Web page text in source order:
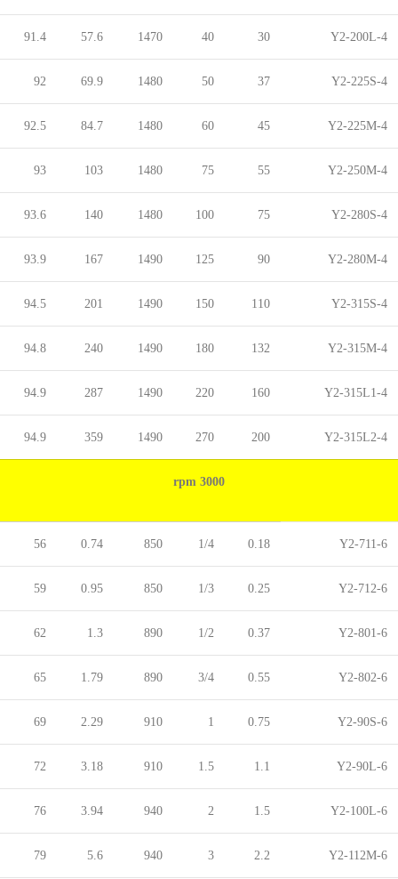
Y2-200L-4
30
40
1470
57.6
91.4
Y2-225S-4
37
50
1480
69.9
92
Y2-225M-4
45
60
1480
84.7
92.5
Y2-250M-4
55
75
1480
103
93
Y2-280S-4
75
100
1480
140
93.6
Y2-280M-4
90
125
1490
167
93.9
Y2-315S-4
110
150
1490
201
94.5
Y2-315M-4
132
180
1490
240
94.8
Y2-315L1-4
160
220
1490
287
94.9
Y2-315L2-4
200
270
1490
359
94.9
3000 rpm
Y2-711-6
0.18
1/4
850
0.74
56
Y2-712-6
0.25
1/3
850
0.95
59
Y2-801-6
0.37
1/2
890
1.3
62
Y2-802-6
0.55
3/4
890
1.79
65
Y2-90S-6
0.75
1
910
2.29
69
Y2-90L-6
1.1
1.5
910
3.18
72
Y2-100L-6
1.5
2
940
3.94
76
Y2-112M-6
2.2
3
940
5.6
79